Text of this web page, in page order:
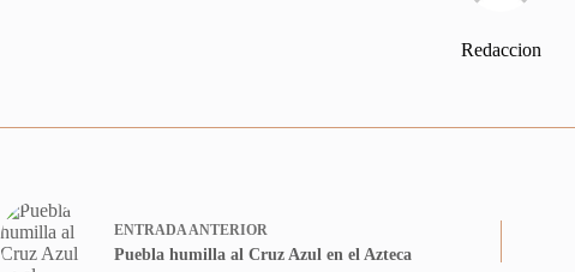
Redaccion
ENTRADAANTERIOR
Puebla humilla al Cruz Azul en el Azteca